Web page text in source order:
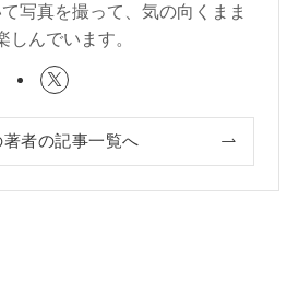
写真を撮って、気の向くまま
しんでいます。
著者の記事一覧へ